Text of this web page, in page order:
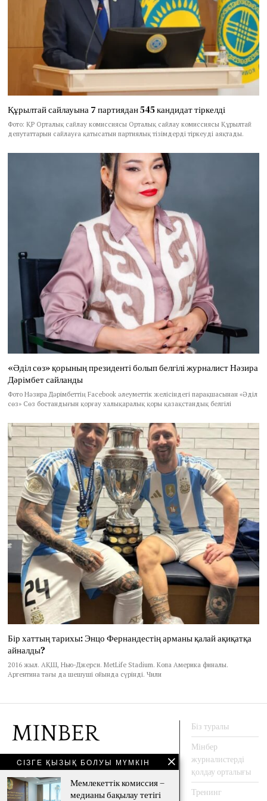
Құрылтай сайлауына 7 партиядан 545 кандидат тіркелді
Фото: ҚР Орталық сайлау комиссиясы Орталық сайлау комиссиясы Құрылтай
депутаттарын сайлауға қатысатын партиялық тізімдерді тіркеуді аяқтады.
«Әділ сөз» қорының президенті болып белгілі журналист Нәзира
Дәрімбет сайланды
Фото Нәзира Дәрімбеттің Facebook әлеуметтік желісіндегі парақшасынан «Әділ
сөз» Сөз бостандығын қорғау халықаралық қоры қазақстандық белгілі
Бір хаттың тарихы: Энцо Фернандестің арманы қалай ақиқатқа
айналды?
2016 жыл. АҚШ, Нью-Джерси. MetLife Stadium. Копа Америка финалы.
Аргентина тағы да шешуші ойында сүрінді. Чили
CІЗГЕ ҚЫЗЫҚ БОЛУЫ МҮМКІН
Мемлекеттік комиссия –
медианы бақылау тетігі
АҚПАРАТ АГЕНТТЕГІ
Біз туралы
Мінбер
журналистерді
қолдау орталығы
Тренинг